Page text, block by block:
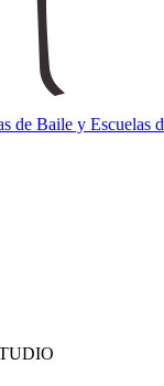
de Baile y Escuelas